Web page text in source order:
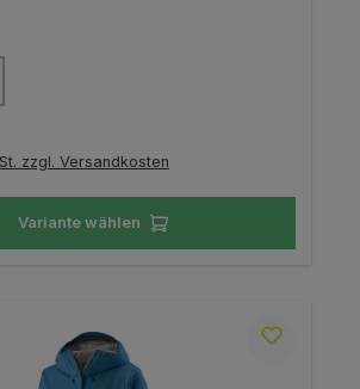
zzgl. Versandkosten
Variante wählen